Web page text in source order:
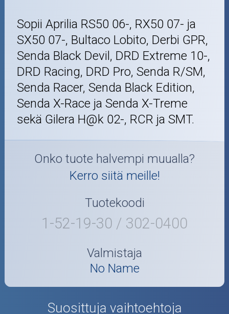
Sopii Aprilia RS50 06-, RX50 07- ja
SX50 07-, Bultaco Lobito, Derbi GPR,
Senda Black Devil, DRD Extreme 10-,
DRD Racing, DRD Pro, Senda R/SM,
Senda Racer, Senda Black Edition,
Senda X-Race ja Senda X-Treme
sekä Gilera H@k 02-, RCR ja SMT.
Onko tuote halvempi muualla?
Kerro siitä meille!
Tuotekoodi
1-52-19-30 / 302-0400
Valmistaja
No Name
Suosittuja vaihtoehtoja